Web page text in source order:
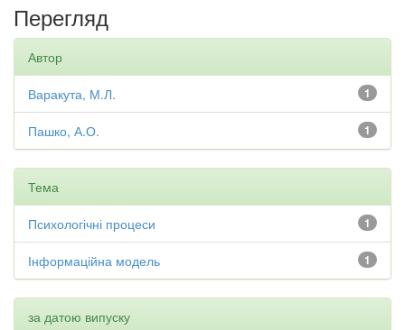
Перегляд
Автор
1
Варакута, М.Л.
1
Пашко, А.О.
Тема
1
Психологічні процеси
1
Інформаційна модель
за датою випуску